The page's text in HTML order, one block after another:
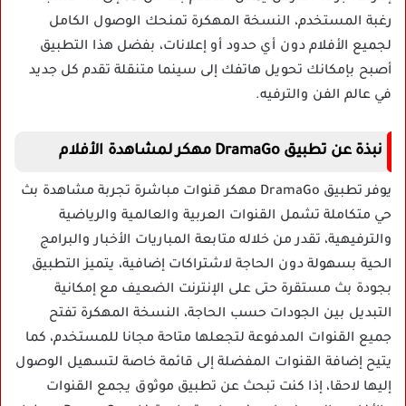
رغبة المستخدم، النسخة المهكرة تمنحك الوصول الكامل
لجميع الأفلام دون أي حدود أو إعلانات، بفضل هذا التطبيق
أصبح بإمكانك تحويل هاتفك إلى سينما متنقلة تقدم كل جديد
في عالم الفن والترفيه.
نبذة عن تطبيق DramaGo مهكر لمشاهدة الأفلام
يوفر تطبيق DramaGo مهكر قنوات مباشرة تجربة مشاهدة بث
حي متكاملة تشمل القنوات العربية والعالمية والرياضية
والترفيهية، تقدر من خلاله متابعة المباريات الأخبار والبرامج
الحية بسهولة دون الحاجة لاشتراكات إضافية، يتميز التطبيق
بجودة بث مستقرة حتى على الإنترنت الضعيف مع إمكانية
التبديل بين الجودات حسب الحاجة، النسخة المهكرة تفتح
جميع القنوات المدفوعة لتجعلها متاحة مجانا للمستخدم، كما
يتيح إضافة القنوات المفضلة إلى قائمة خاصة لتسهيل الوصول
إليها لاحقا، إذا كنت تبحث عن تطبيق موثوق يجمع القنوات